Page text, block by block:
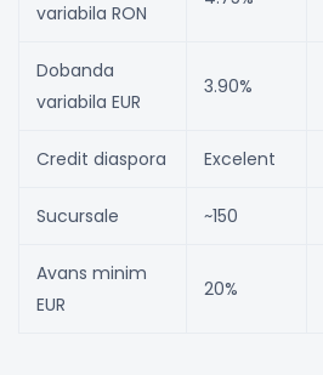
variabila RON
Dobanda
variabila EUR
3.90%
Credit diaspora Excelent
Sucursale ~150
Avans minim
EUR
20%